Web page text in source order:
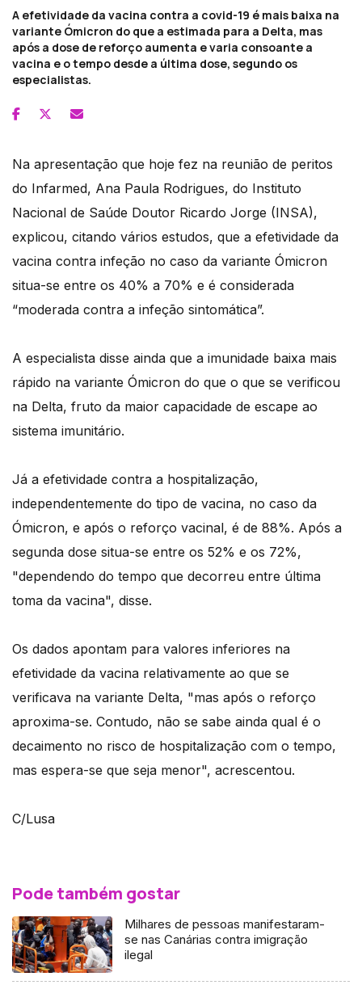
A efetividade da vacina contra a covid-19 é mais baixa na
variante Ómicron do que a estimada para a Delta, mas
após a dose de reforço aumenta e varia consoante a
vacina e o tempo desde a última dose, segundo os
especialistas.
Na apresentação que hoje fez na reunião de peritos
do Infarmed, Ana Paula Rodrigues, do Instituto
Nacional de Saúde Doutor Ricardo Jorge (INSA),
explicou, citando vários estudos, que a efetividade da
vacina contra infeção no caso da variante Ómicron
situa-se entre os 40% a 70% e é considerada
“moderada contra a infeção sintomática”.
A especialista disse ainda que a imunidade baixa mais
rápido na variante Ómicron do que o que se verificou
na Delta, fruto da maior capacidade de escape ao
sistema imunitário.
Já a efetividade contra a hospitalização,
independentemente do tipo de vacina, no caso da
Ómicron, e após o reforço vacinal, é de 88%. Após a
segunda dose situa-se entre os 52% e os 72%,
"dependendo do tempo que decorreu entre última
toma da vacina", disse.
Os dados apontam para valores inferiores na
efetividade da vacina relativamente ao que se
verificava na variante Delta, "mas após o reforço
aproxima-se. Contudo, não se sabe ainda qual é o
decaimento no risco de hospitalização com o tempo,
mas espera-se que seja menor", acrescentou.
C/Lusa
Pode também gostar
Milhares de pessoas manifestaram-
se nas Canárias contra imigração
ilegal